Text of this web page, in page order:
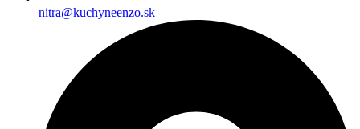
nitra@kuchyneenzo.sk